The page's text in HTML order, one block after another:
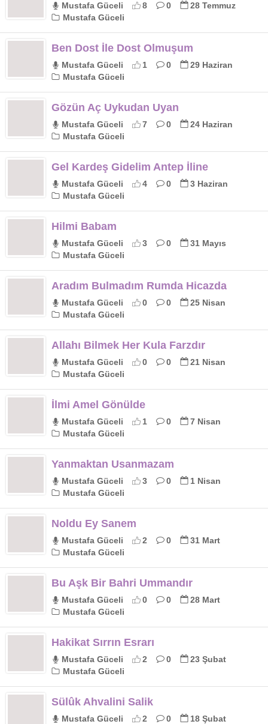
Mustafa Güceli 8 0
28 Temmuz
Mustafa Güceli
Ben Dost İle Dost Olmuşum
Mustafa Güceli 1 0
29 Haziran
Mustafa Güceli
Gözün Aç Uykudan Uyan
Mustafa Güceli 7 0
24 Haziran
Mustafa Güceli
Gel Kardeş Gidelim Antep İline
Mustafa Güceli 4 0
3 Haziran
Mustafa Güceli
Hilmi Babam
Mustafa Güceli 3 0
31 Mayıs
Mustafa Güceli
Aradım Bulmadım Rumda Hicazda
Mustafa Güceli 0 0
25 Nisan
Mustafa Güceli
Allahı Bilmek Her Kula Farzdır
Mustafa Güceli 0 0
21 Nisan
Mustafa Güceli
İlmi Amel Gönülde
Mustafa Güceli 1 0
7 Nisan
Mustafa Güceli
Yanmaktan Usanmazam
Mustafa Güceli 3 0
1 Nisan
Mustafa Güceli
Noldu Ey Sanem
Mustafa Güceli 2 0
31 Mart
Mustafa Güceli
Bu Aşk Bir Bahri Ummandır
Mustafa Güceli 0 0
28 Mart
Mustafa Güceli
Hakikat Sırrın Esrarı
Mustafa Güceli 2 0
23 Şubat
Mustafa Güceli
Sülûk Ahvalini Salik
Mustafa Güceli 2 0
18 Şubat